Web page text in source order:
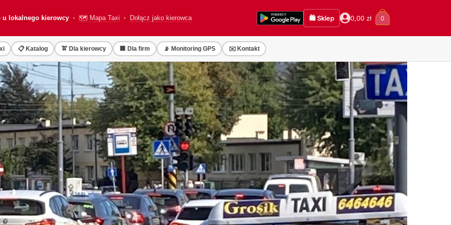
u lokalnego kierowcy · 🗺️ Mapa Taxi · Dołącz jako kierowca 🛍️ Sklep 0,00 zł 0
📋 Katalog 🚖 Dla kierowcy 🏢 Dla firm 📡 Monitoring GPS ✉️ Kontakt